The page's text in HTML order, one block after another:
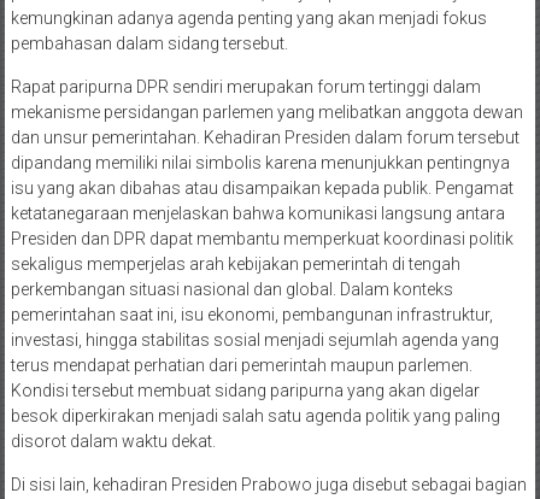
kemungkinan adanya agenda penting yang akan menjadi fokus
pembahasan dalam sidang tersebut.
Rapat paripurna DPR sendiri merupakan forum tertinggi dalam
mekanisme persidangan parlemen yang melibatkan anggota dewan
dan unsur pemerintahan. Kehadiran Presiden dalam forum tersebut
dipandang memiliki nilai simbolis karena menunjukkan pentingnya
isu yang akan dibahas atau disampaikan kepada publik. Pengamat
ketatanegaraan menjelaskan bahwa komunikasi langsung antara
Presiden dan DPR dapat membantu memperkuat koordinasi politik
sekaligus memperjelas arah kebijakan pemerintah di tengah
perkembangan situasi nasional dan global. Dalam konteks
pemerintahan saat ini, isu ekonomi, pembangunan infrastruktur,
investasi, hingga stabilitas sosial menjadi sejumlah agenda yang
terus mendapat perhatian dari pemerintah maupun parlemen.
Kondisi tersebut membuat sidang paripurna yang akan digelar
besok diperkirakan menjadi salah satu agenda politik yang paling
disorot dalam waktu dekat.
Di sisi lain, kehadiran Presiden Prabowo juga disebut sebagai bagian